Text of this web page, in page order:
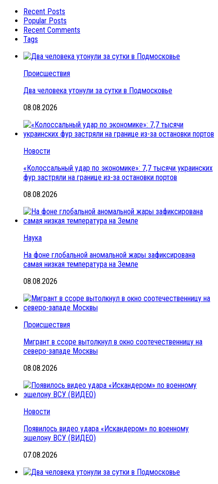
Recent Posts
Popular Posts
Recent Comments
Tags
Происшествия
Два человека утонули за сутки в Подмосковье
08.08.2026
Новости
«Колоссальный удар по экономике»: 7,7 тысячи украинских
фур застряли на границе из-за остановки портов
08.08.2026
Наука
На фоне глобальной аномальной жары зафиксирована
самая низкая температура на Земле
08.08.2026
Происшествия
Мигрант в ссоре вытолкнул в окно соотечественницу на
северо-западе Москвы
08.08.2026
Новости
Появилось видео удара «Искандером» по военному
эшелону ВСУ (ВИДЕО)
07.08.2026